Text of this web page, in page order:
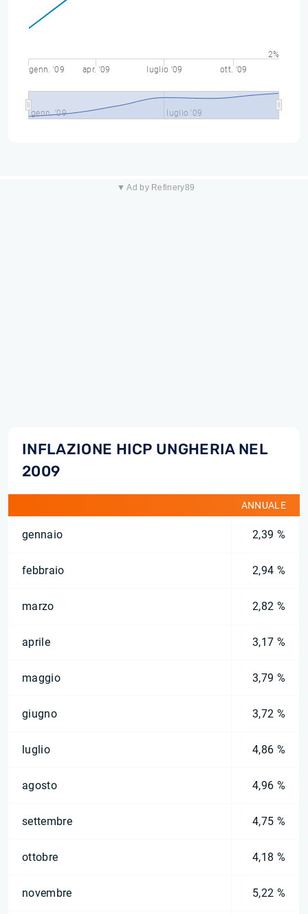
genn. '09 apr. '09 luglio '09 ott. '09
genn. '09 luglio '09
2%
▼ Ad by Refinery89
INFLAZIONE HICP UNGHERIA NEL
2009
ANNUALE
gennaio 2,39 %
febbraio 2,94 %
marzo 2,82 %
aprile 3,17 %
maggio 3,79 %
giugno 3,72 %
luglio 4,86 %
agosto 4,96 %
settembre 4,75 %
ottobre 4,18 %
novembre 5,22 %